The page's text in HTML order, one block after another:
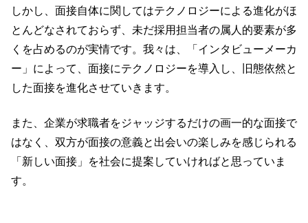
しかし、面接自体に関してはテクノロジーによる進化がほ
とんどなされておらず、未だ採用担当者の属人的要素が多
くを占めるのが実情です。我々は、「インタビューメーカ
ー」によって、面接にテクノロジーを導入し、旧態依然と
した面接を進化させていきます。
また、企業が求職者をジャッジするだけの画一的な面接で
はなく、双方が面接の意義と出会いの楽しみを感じられる
「新しい面接」を社会に提案していければと思っていま
す。